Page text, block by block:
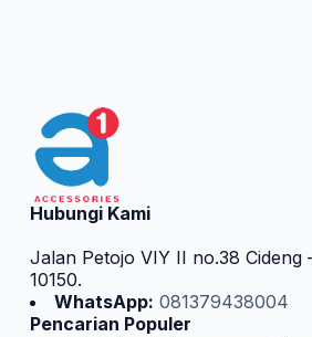
Hubungi Kami
Jalan Petojo VIY II no.38 Cideng
10150.
WhatsApp: 081379438004
Pencarian Populer